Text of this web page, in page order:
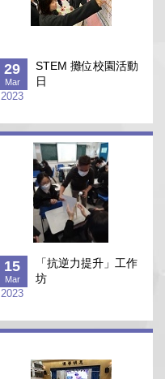
29
Mar
2023
STEM 攤位校園活動
日
15
Mar
2023
「抗逆力提升」工作
坊